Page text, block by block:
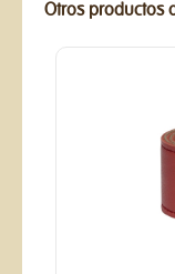
Otros productos